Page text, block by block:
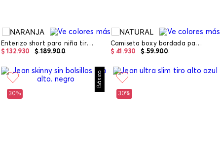
Enterizo short para niña tiro medio jogger cargo
$ 189.900
$ 132.930
Camiseta boxy bordada para girl
$ 59.900
$ 41 .930
Básico
30% 30%